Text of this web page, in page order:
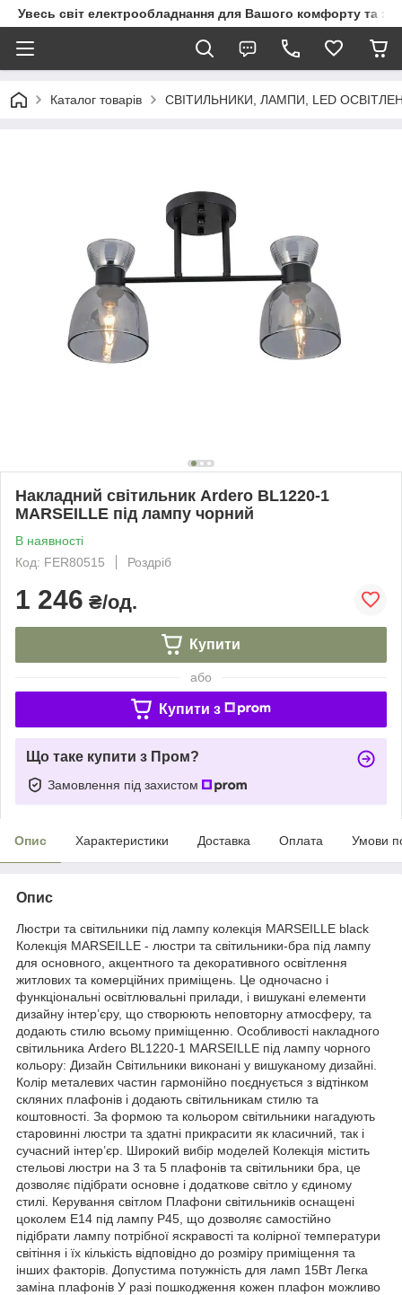
Увесь світ електрообладнання для Вашого комфорту та
Каталог товарів СВІТИЛЬНИКИ, ЛАМПИ, LED
Накладний світильник Ardero BL1220-1
MARSEILLE під лампу чорний
В наявності
Код: FER80515
Роздріб
1 246 ₴/од.
Купити
або
Купити з
Що таке купити з Пром?
Замовлення під захистом
Опис Характеристики Доставка Оплата Умови
Опис
Люстри та світильники під лампу колекція MARSEILLE black
Колекція MARSEILLE - люстри та світильники-бра під лампу
для основного, акцентного та декоративного освітлення
житлових та комерційних приміщень. Це одночасно і
функціональні освітлювальні прилади, і вишукані елементи
дизайну інтер’єру, що створюють неповторну атмосферу, та
додають стилю всьому приміщенню. Особливості накладного
світильника Ardero BL1220-1 MARSEILLE під лампу чорного
кольору: Дизайн Світильники виконані у вишуканому дизайні.
Колір металевих частин гармонійно поєднується з відтінком
скляних плафонів і додають світильникам стилю та
коштовності. За формою та кольором світильники нагадують
старовинні люстри та здатні прикрасити як класичний, так і
сучасний інтер’єр. Широкий вибір моделей Колекція містить
стельові люстри на 3 та 5 плафонів та світильники бра, це
дозволяє підібрати основне і додаткове світло у єдиному
стилі. Керування світлом Плафони світильників оснащені
цоколем Е14 під лампу Р45, що дозволяє самостійно
підібрати лампу потрібної яскравості та колірної температури
світіння і їх кількість відповідно до розміру приміщення та
інших факторів. Допустима потужність для ламп 15Вт Легка
заміна плафонів У разі пошкодження кожен плафон можливо